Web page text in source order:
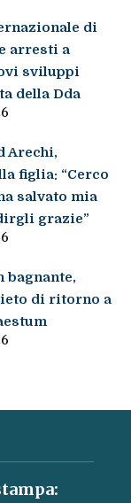
di
arresti a
sviluppi
della Dda
Arechi,
figlia: “Cerco
salvato mia
grazie”
bagnante,
di ritorno a